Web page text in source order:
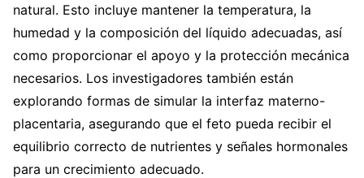
natural. Esto incluye mantener la temperatura, la
humedad y la composición del líquido adecuadas, así
como proporcionar el apoyo y la protección mecánica
necesarios. Los investigadores también están
explorando formas de simular la interfaz materno-
placentaria, asegurando que el feto pueda recibir el
equilibrio correcto de nutrientes y señales hormonales
para un crecimiento adecuado.